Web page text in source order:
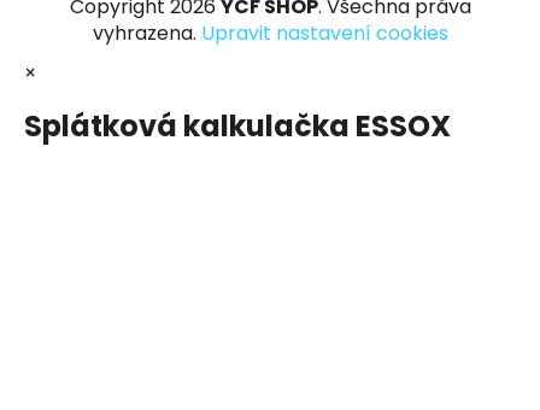
Copyright 2026 YCF SHOP. Všechna práva
vyhrazena. Upravit nastavení cookies
×
Splátková kalkulačka ESSOX